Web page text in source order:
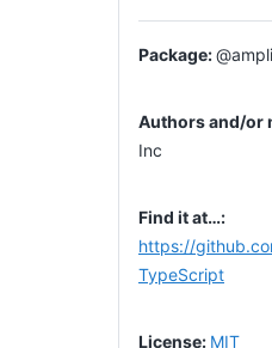
Inc
https://
TypeScript
MIT